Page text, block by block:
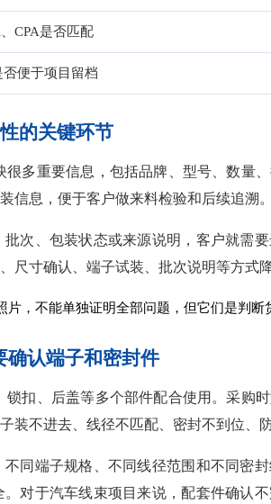
CPA是否匹配
便于项目留档
的关键环节
多重要信息，包括品牌、型号、数量
信息，便于客户做来料检验和后续追溯。
次、包装状态或来源说明，客户就需
尺寸确认、端子试装、批次说明等方式降
，不能单独证明全部问题，但它们是判断
确认端子和密封件
扣、后盖等多个部件配合使用。采购
装不进去、线径不匹配、密封不到位、
同端子规格、不同线径范围和不同密
对于汽车线束项目来说，配套件确认